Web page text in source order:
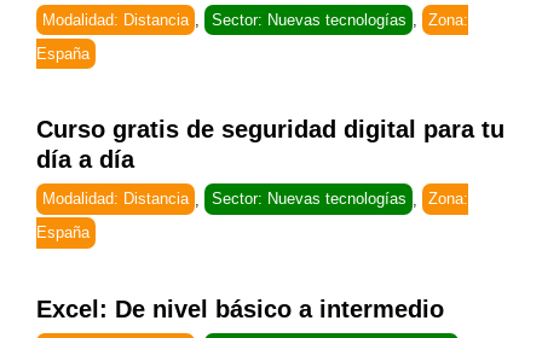
Modalidad: Distancia , Sector: Nuevas tecnologías ,
Zona:
España
Curso gratis de seguridad digital para tu
día a día
Modalidad: Distancia Sector: Nuevas tecnologías
Zona:
España
Excel: De nivel básico a intermedio